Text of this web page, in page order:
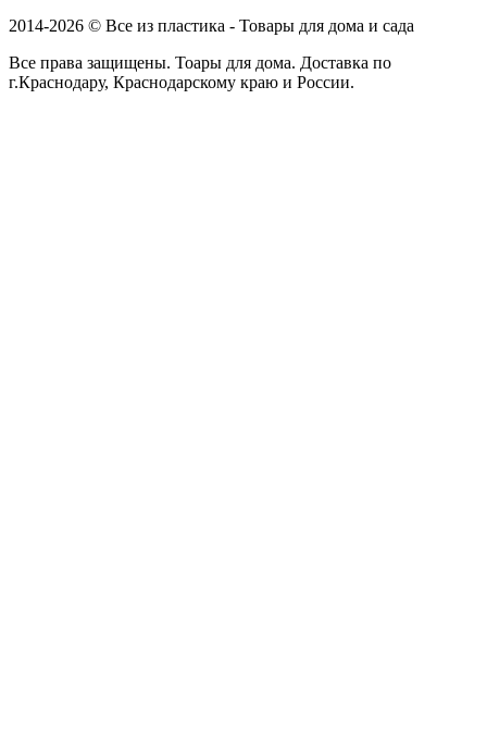
2014-2026 © Все из пластика - Товары для дома и сада
Все права защищены. Тоары для дома. Доставка по
г.Краснодару, Краснодарскому краю и России.